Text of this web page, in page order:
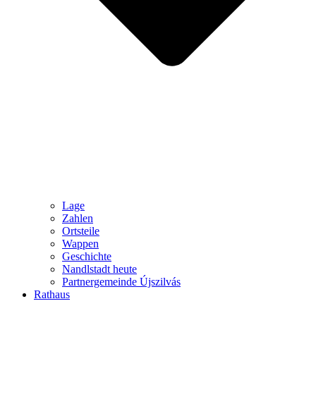
Lage
Zahlen
Ortsteile
Wappen
Geschichte
Nandlstadt heute
Partnergemeinde Újszilvás
Rathaus